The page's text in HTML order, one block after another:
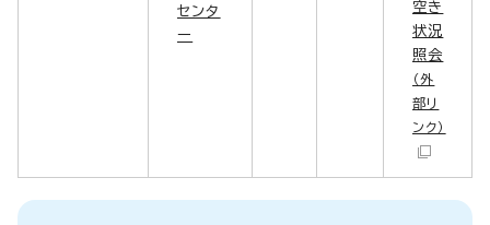
センタ
ー
空き
状況
照会
（外
部リ
ンク）